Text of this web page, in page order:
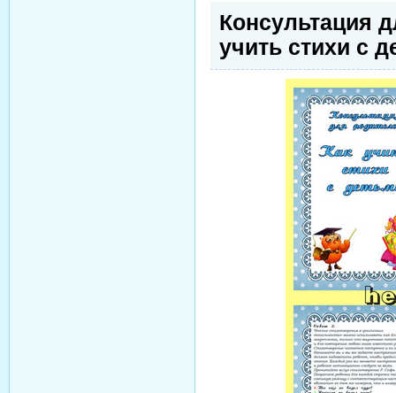
Консультация
учить стихи с